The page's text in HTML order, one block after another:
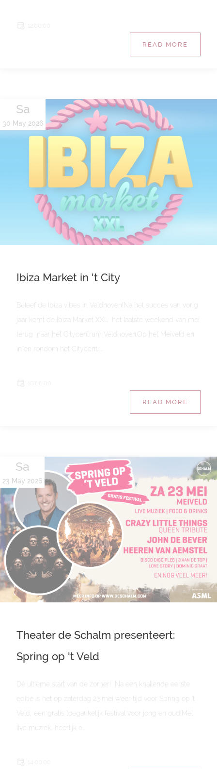
READ MORE
Sa
30 May 2026
Ibiza Market in 't City
Beleef de Ibiza vibes in Veldhoven!Na het succes van vorig
jaar komt de Ibiza Market XXL het laatste weekend van mei
terug naar het Citycentrum Veldhoven.Op het Meiveld en
in en rondom het Citycentr...
READ MORE
Sa
23 May 2026
Theater de Schalm presenteert:
Spring op 't Veld
Dé ultieme start van de zomer! Na een knallende eerste
editie is het op zaterdag 23 mei weer tijd voor Spring op 't
Veld, een gratis toegankelijk festival voor jong en oud!Met
live muziek, heerlijk e...